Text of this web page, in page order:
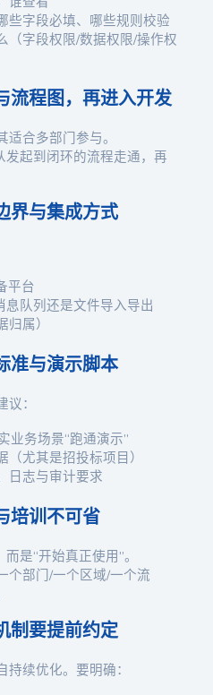
些字段必填、哪些规则校验
（字段权限/数据权限/操作权
流程图，再进入开发
合多部门参与。
发起到闭环的流程走通，再
界与集成方式
平台
息队列还是文件导入导出
属）
准与演示脚本
：
业务场景“跑通演示”
尤其是招投标项目）
日志与审计要求
培训不可省
是“开始真正使用”。
个部门/一个区域/一个流
制要提前约定
续优化。要明确：